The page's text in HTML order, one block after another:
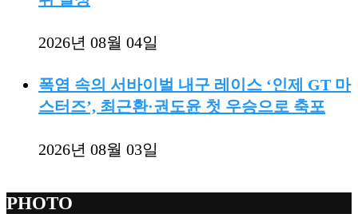
2026년 08월 04일
폭염 속의 서바이벌 내구 레이스 ‘인제 GT 마
스터즈’, 최근환·권도윤 첫 우승으로 축포
2026년 08월 03일
PHOTO